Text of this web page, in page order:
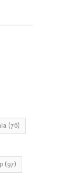
(76)
(97)